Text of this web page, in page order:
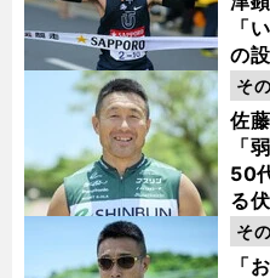
「
の
金
佐
「
50
る
そ
「
そ